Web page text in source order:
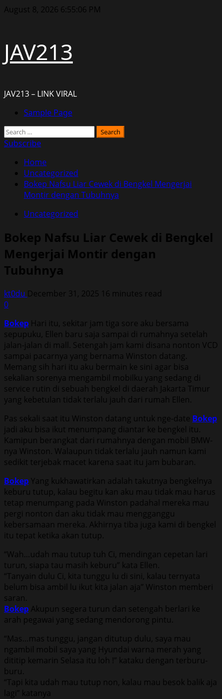
Skip
August 8, 2026 6:55:07 PM
JAV213
JAV213 – LINK VIRAL
PrimarySample Page
Search
for:
Subscribe
Home
Uncategorized
Bokep Nafsu Liar Cewek di Bengkel Mengerjai
Montir dengan Tubuhnya
Uncategorized
Bokep Nafsu Liar Cewek di Bengkel
Mengerjai Montir dengan
Tubuhnya
kt0du December 31, 2025 16 minutes read
0
Bokep Hari itu, sekitar jam tiga sore aku bersama
sepupuku, Ellen baru saja sampai di rumahnya setelah
jalan-jalan di mall. Setengah jam kami disana nonton VCD
sampai pacarnya yang bernama Winston datang.
Memang sih hari itu aku bermain ke sini agar bisa
sekalian sorenya mengambil mobilku yang sedang di
service rutin di sebuah bengkel di daerah Jakarta Timur
yang kebetulan tidak terlalu jauh dari rumah Ellen.
Pas sekali saat itu Winston datang untuk nge-date Bokep
jadi aku bisa ikut menumpang diantar ke bengkel itu.
Kamipun berangkat dari rumahnya dengan mobil BMW-
nya Winston. Walaupun tidak terlalu jauh namun kami
sedikit terjebak macet karena saat itu jam bubaran.
Bokep Yang kukhawatirkan adalah takutnya bengkelnya
keburu tutup, kalau begitu kan aku mau tidak mau harus
tetap menumpang pada Winston padahal mereka mau
pergi nonton dan aku tidak mau mengganggu
kebersamaan mereka. Akhirnya tiba juga kami di bengkel
itu tepat ketika akan tutup.
“Wah…udah mau tutup tuh Ci, mendingan cepetan lari
turun, siapa tau masih keburu” kata Ellen.
“Tanyain dulu Ci, kita tunggu lu di sini, kalau ternyata
belum bisa ambil lu ikut kita jalan aja” Winston memberi
saran.
Bokep Akupun segera turun dan setengah berlari ke
arah pegawai yang sedang mendorong pintu.
“Mas…mas tunggu, jangan ditutup dulu, saya mau
ngambil mobil saya yang Hyundai warna merah yang
dititip kemarin Selasa itu loh !” kataku dengan terburu-
buru.
“Tapi kita udah mau tutup non, kalau mau besok balik aja
lagi” katanya